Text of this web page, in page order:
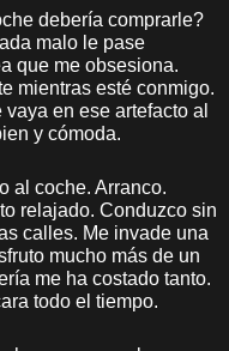
debería comprarle?
malo le pase
que me obsesiona.
mientras esté conmigo.
en ese artefacto al
y cómoda.
al coche. Arranco.
relajado. Conduzco sin
calles. Me invade una
mucho más de un
me ha costado tanto.
todo el tiempo.